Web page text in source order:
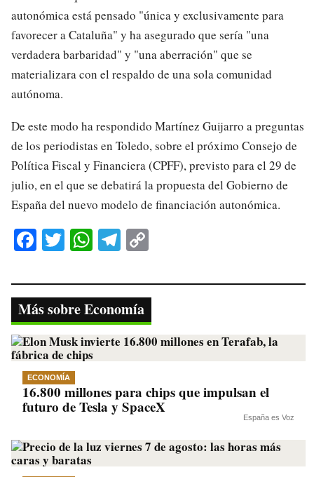
autonómica está pensado "única y exclusivamente para
favorecer a Cataluña" y ha asegurado que sería "una
verdadera barbaridad" y "una aberración" que se
materializara con el respaldo de una sola comunidad
autónoma.
De este modo ha respondido Martínez Guijarro a preguntas
de los periodistas en Toledo, sobre el próximo Consejo de
Política Fiscal y Financiera (CPFF), previsto para el 29 de
julio, en el que se debatirá la propuesta del Gobierno de
España del nuevo modelo de financiación autonómica.
Fa
bo
ok
T
tte
r
W
ts
A
pp
Te
gr
a
m
y
Li
nk
Más sobre Economía
ECONOMÍA
16.800 millones para chips que impulsan el
futuro de Tesla y SpaceX
España es Voz